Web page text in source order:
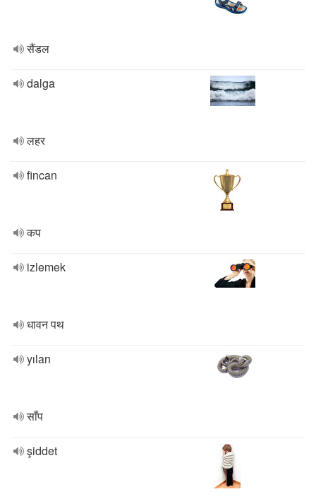
सैंडल
dalga
लहर
fincan
कप
izlemek
धावन पथ
yılan
साँप
şiddet